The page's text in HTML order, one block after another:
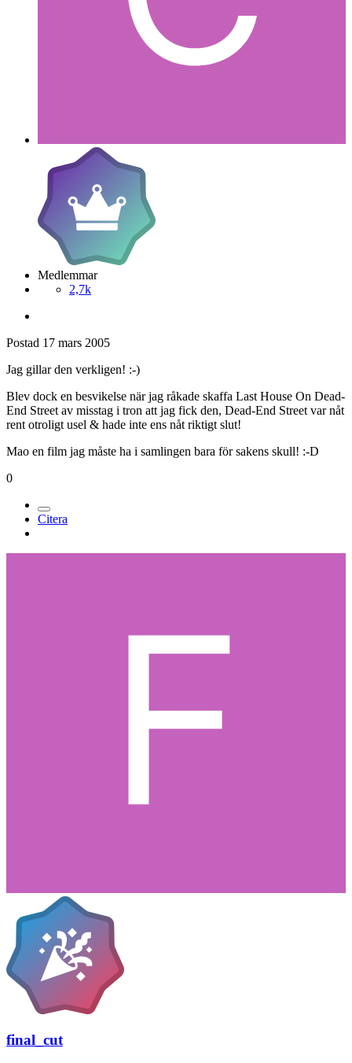
Medlemmar
2,7k
Postad 17 mars 2005
Jag gillar den verkligen! :-)
Blev dock en besvikelse när jag råkade skaffa Last House On Dead-
End Street av misstag i tron att jag fick den, Dead-End Street var nåt
rent otroligt usel & hade inte ens nåt riktigt slut!
Mao en film jag måste ha i samlingen bara för sakens skull! :-D
0
Citera
final_cut